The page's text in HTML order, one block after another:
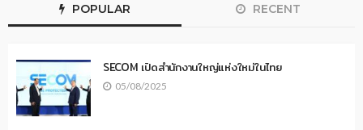
POPULAR RECENT
SECOM เปิดสำนักงานใหญ่แห่งใหม่ในไทย
05/08/2025